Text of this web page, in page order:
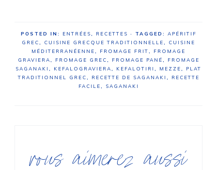
POSTED IN: ENTRÉES, RECETTES · TAGGED: APÉRITIF
GREC, CUISINE GRECQUE TRADITIONNELLE, CUISINE
MÉDITERRANÉENNE, FROMAGE FRIT, FROMAGE
GRAVIERA, FROMAGE GREC, FROMAGE PANÉ,
FROMAGE
SAGANAKI , KEFALOGRAVIERA, KEFALOTIRI , MEZZE, PLAT
TRADITIONNEL GREC, RECETTE DE SAGANAKI ,
RECETTE
FACILE, SAGANAKI